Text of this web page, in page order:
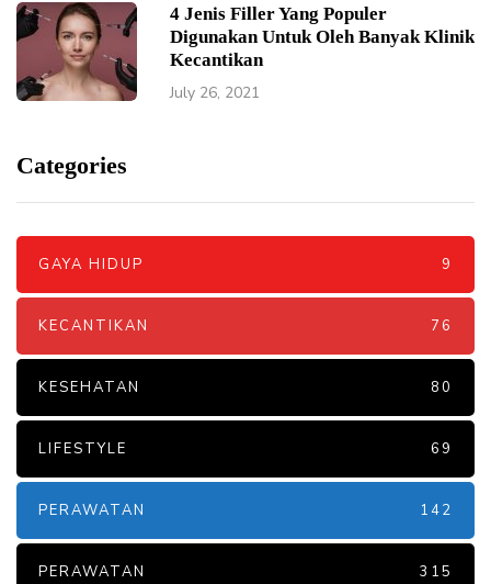
4 Jenis Filler Yang Populer
Digunakan Untuk Oleh Banyak Klinik
Kecantikan
July 26, 2021
Categories
GAYA HIDUP 9
KECANTIKAN 76
KESEHATAN 80
LIFESTYLE 69
PERAWATAN 142
PERAWATAN 315